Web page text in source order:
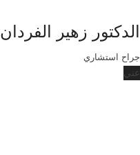
الدكتور زهير الفردان
جراح استشاري
عني